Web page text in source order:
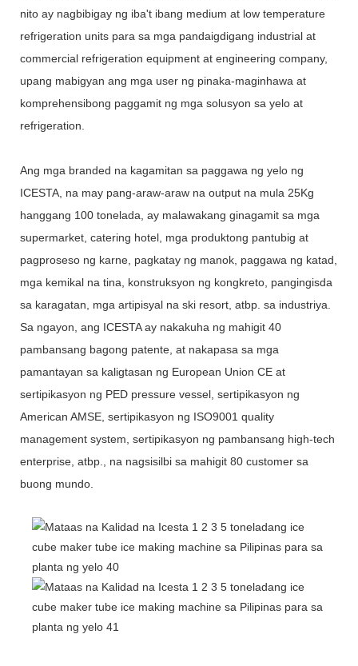
nito ay nagbibigay ng iba't ibang medium at low temperature
refrigeration units para sa mga pandaigdigang industrial at
commercial refrigeration equipment at engineering company,
upang mabigyan ang mga user ng pinaka-maginhawa at
komprehensibong paggamit ng mga solusyon sa yelo at
refrigeration.
Ang mga branded na kagamitan sa paggawa ng yelo ng
ICESTA, na may pang-araw-araw na output na mula 25Kg
hanggang 100 tonelada, ay malawakang ginagamit sa mga
supermarket, catering hotel, mga produktong pantubig at
pagproseso ng karne, pagkatay ng manok, paggawa ng katad,
mga kemikal na tina, konstruksyon ng kongkreto, pangingisda
sa karagatan, mga artipisyal na ski resort, atbp. sa industriya.
Sa ngayon, ang ICESTA ay nakakuha ng mahigit 40
pambansang bagong patente, at nakapasa sa mga
pamantayan sa kaligtasan ng European Union CE at
sertipikasyon ng PED pressure vessel, sertipikasyon ng
American AMSE, sertipikasyon ng ISO9001 quality
management system, sertipikasyon ng pambansang high-tech
enterprise, atbp., na nagsisilbi sa mahigit 80 customer sa
buong mundo.